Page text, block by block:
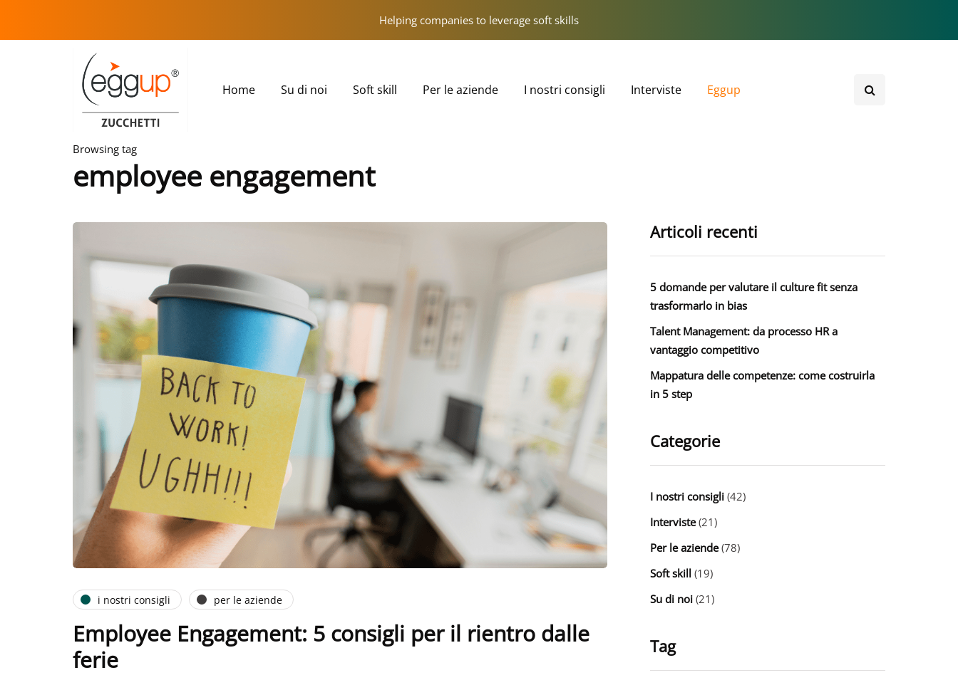
Helping companies to leverage soft skills
Home Su di noi Soft skill Per le aziende I nostri consigli Interviste Eggup
Browsing tag
employee engagement
i nostri consigli per le aziende
Employee Engagement: 5 consigli per il rientro dalle
ferie
Articoli recenti
5 domande per valutare il culture fit senza
trasformarlo in bias
Talent Management: da processo HR a
vantaggio competitivo
Mappatura delle competenze: come costruirla
in 5 step
Categorie
I nostri consigli (42)
Interviste(21)
Per le aziende(78)
Soft skill (19)
Su di noi (21)
Tag